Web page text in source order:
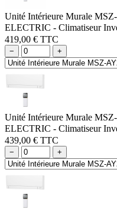
Unité Intérieure Murale
ELECTRIC - Climatiseur
419,00 € TTC
− +
Unité Intérieure Murale
ELECTRIC - Climatiseur
439,00 € TTC
− +